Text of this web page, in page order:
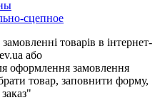
сцепное
товарів в інтернет-
або
оформлення замовлення
товар, заповнити форму,